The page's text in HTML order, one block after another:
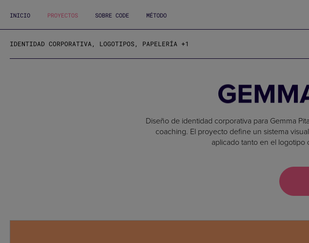
INICIO PROYECTOS SOBRE CODE MÉTODO
IDENTIDAD CORPORATIVA, LOGOTIPOS, PAPELERÍA +1
Diseño de identidad corporativa para Gemma
coaching. El proyecto define un sistema
aplicado tanto en el logotipo